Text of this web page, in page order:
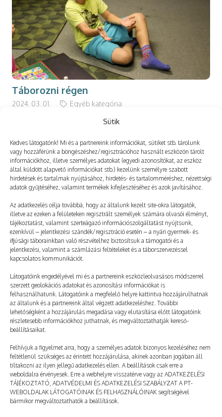
Sütik
Kedves látogatónk! Mi és a partnereink információkat, sütiket stb. tárolunk
vagy hozzáférünk a böngészéshez/regisztrációhoz használt eszközön tárolt
információkhoz, illetve személyes adatokat (egyedi azonosítókat, az eszköz
által küldött alapvető információkat stb.) kezelünk személyre szabott
hirdetések és tartalmak nyújtásához, hirdetés- és tartalomméréshez, nézettségi
adatok gyűjtéséhez, valamint termékek kifejlesztéséhez és azok javításához.
Az adatkezelés célja továbbá, hogy az általunk kezelt site-okra látogatók,
illetve az ezeken a felületeken regisztrált személyek számára olvasói élményt,
tájékoztatást, valamint szerteágazó információszolgáltatást nyújtsunk,
ezenkívül – jelentkezési szándék/regisztráció esetén – a nyári gyermek- és
ifjúsági táborainkban való részvételhez biztosítsuk a támogatói és a
jelentkezési, valamint a számlázási feltételeket és a táborszervezéssel
kapcsolatos kommunikációt.
Látogatóink engedélyével mi és a partnereink eszközleolvasásos módszerrel
szerzett geolokációs adatokat és azonosítási információkat is
felhasználhatunk. Látogatóink a megfelelő helyre kattintva hozzájárulhatnak
az általunk és a partnereink által végzett adatkezeléshez. További
lehetőségként a hozzájárulás megadása vagy elutasítása előtt látogatóink
részletesebb információkhoz juthatnak, és megváltoztathatják kereső-
beállításaikat.
Felhívjuk a figyelmet arra, hogy a személyes adatok bizonyos kezeléséhez nem
feltétlenül szükséges az érintett hozzájárulása, akinek azonban jogában áll
tiltakozni az ilyen jellegű adatkezelés ellen. A beállítások csak erre a
weboldalra érvényesek. Erre a webhelyre visszatérve vagy az ADATKEZELÉSI
TÁJÉKOZTATÓ, ADATVÉDELMI ÉS ADATKEZELÉSI SZABÁLYZAT A PT-
WEBOLDALAK LÁTOGATÓINAK ÉS FELHASZNÁLÓINAK segítségével
bármikor megváltoztathatók a beállítások.
Táborozni régen
2024. 03. 01. Egyéb kategória
Még több
IGAZOLÁS TÁBORSTARTHOZ
2022. 10. 03. Egyéb kategória